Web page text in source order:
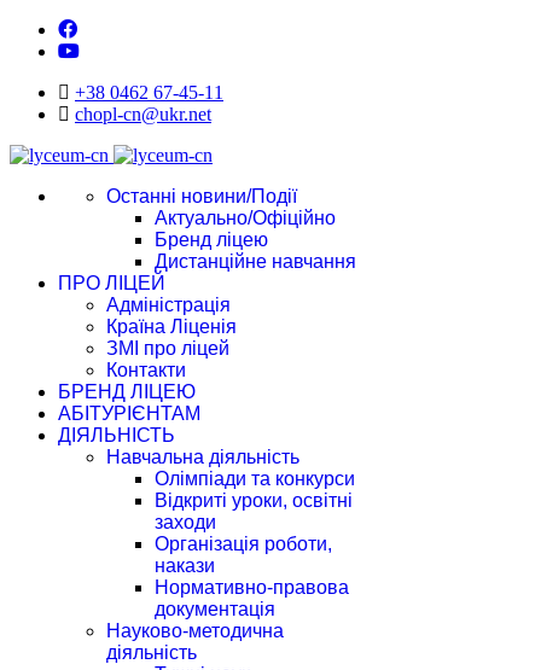
+38 0462 67-45-11
chopl-cn@ukr.net
Останні новини/Події
Актуально/Офіційно
Бренд ліцею
Дистанційне навчання
ПРО ЛІЦЕЙ
Адміністрація
Країна Ліценія
ЗМІ про ліцей
Контакти
БРЕНД ЛІЦЕЮ
АБІТУРІЄНТАМ
ДІЯЛЬНІСТЬ
Навчальна діяльність
Олімпіади та конкурси
Відкриті уроки, освітні
заходи
Організація роботи,
накази
Нормативно-правова
документація
Науково-методична
діяльність